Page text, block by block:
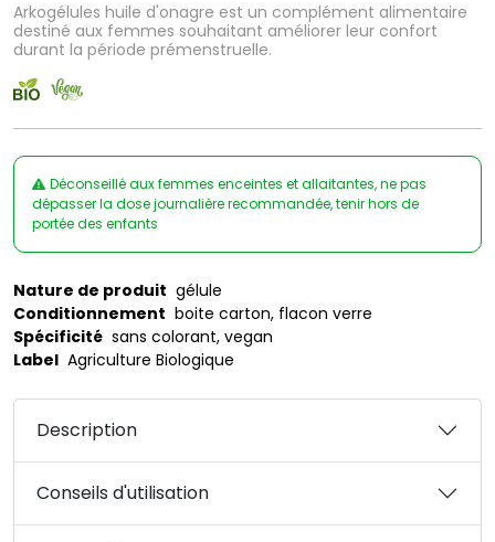
Arkogélules huile d'onagre est un complément alimentaire
destiné aux femmes souhaitant améliorer leur confort
durant la période prémenstruelle.
Déconseillé aux femmes enceintes et allaitantes, ne pas
dépasser la dose journalière recommandée, tenir hors de
portée des enfants
Nature de produit gélule
Conditionnement boite carton, flacon verre
Spécificité sans colorant, vegan
Label Agriculture Biologique
Description
Conseils d'utilisation